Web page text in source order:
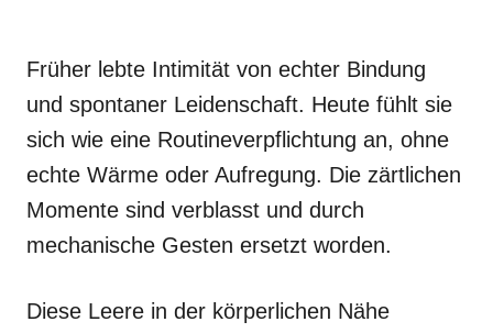
Früher lebte Intimität von echter Bindung
und spontaner Leidenschaft. Heute fühlt sie
sich wie eine Routineverpflichtung an, ohne
echte Wärme oder Aufregung. Die zärtlichen
Momente sind verblasst und durch
mechanische Gesten ersetzt worden.
Diese Leere in der körperlichen Nähe